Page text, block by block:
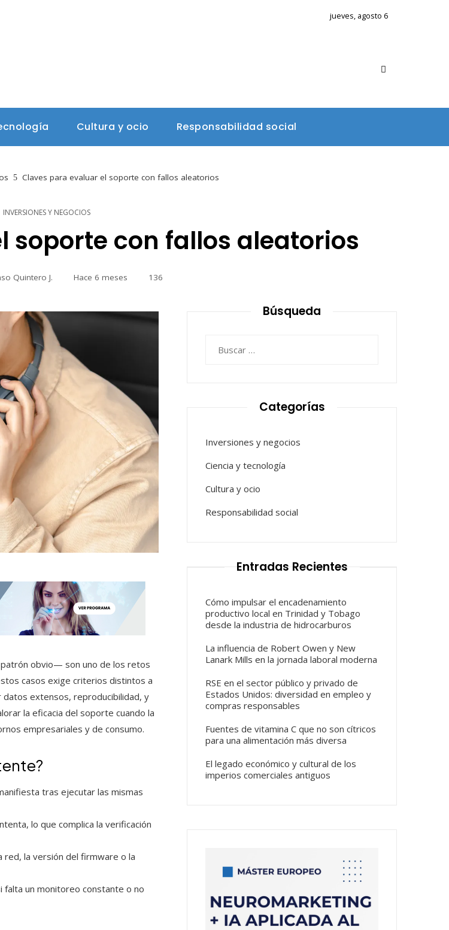
jueves, agosto 6
Cultura y ocio Responsabilidad social
Claves para evaluar el soporte con fallos aleatorios
INVERSIONES Y NEGOCIOS
soporte con fallos aleatorios
Quintero J. Hace 6 meses 136
obvio— son uno de los retos
casos exige criterios distintos a
datos extensos, reproducibilidad, y
la eficacia del soporte cuando la
empresariales y de consumo.
tras ejecutar las mismas
lo que complica la verificación
red, la versión del firmware o la
un monitoreo constante o no
Búsqueda
Categorías
Inversiones y negocios
Ciencia y tecnología
Cultura y ocio
Responsabilidad social
Entradas Recientes
Cómo impulsar el encadenamiento
productivo local en Trinidad y Tobago
desde la industria de hidrocarburos
La influencia de Robert Owen y New
Lanark Mills en la jornada laboral moderna
RSE en el sector público y privado de
Estados Unidos: diversidad en empleo y
compras responsables
Fuentes de vitamina C que no son cítricos
para una alimentación más diversa
El legado económico y cultural de los
imperios comerciales antiguos